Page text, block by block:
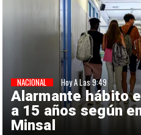
Alarmante hábito
a 15 años según
Minsal
NACIONAL Hoy A Las 9:49